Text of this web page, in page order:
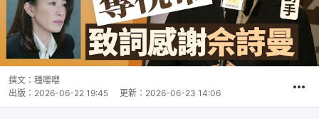
撰文： 種嚶嚶
出版： 2026-06-22 19:45 更新： 2026-06-23 14:06